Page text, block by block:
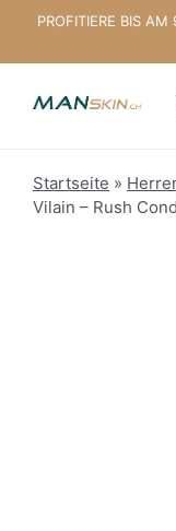
springen
PROFITIERE BIS
Startseite »
Vilain – Rush